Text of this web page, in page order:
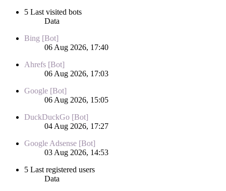
5 Last visited bots
Data
Bing [Bot]
06 Aug 2026, 17:40
Ahrefs [Bot]
06 Aug 2026, 17:03
Google [Bot]
06 Aug 2026, 15:05
DuckDuckGo [Bot]
04 Aug 2026, 17:27
Google Adsense [Bot]
03 Aug 2026, 14:53
5 Last registered users
Data